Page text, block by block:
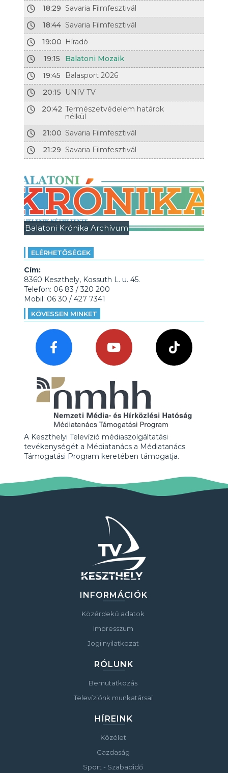
18:29 Savaria Filmfesztivál
18:44 Savaria Filmfesztivál
19:00 Híradó
19:15
Balatoni Mozaik
19:45
Balasport 2026
20:15
UNIV TV
20:42 Természetvédelem határok
nélkül
21:00 Savaria Filmfesztivál
21:29 Savaria Filmfesztivál
Balatoni Krónika Archívum
ELÉRHETŐSÉGEK
Cím:
8360 Keszthely, Kossuth L. u. 45.
Telefon: 06 83 / 320 200
Mobil: 06 30 / 427 7341
KÖVESSEN MINKET
A Keszthelyi Televízió médiaszolgáltatási
tevékenységét a Médiatanács a Médiatanács
Támogatási Program keretében támogatja.
INFORMÁCIÓK
Közérdekű adatok
Impresszum
Jogi nyilatkozat
RÓLUNK
Bemutatkozás
Televíziónk munkatársai
HÍREINK
Közélet
Gazdaság
Sport - Szabadidő